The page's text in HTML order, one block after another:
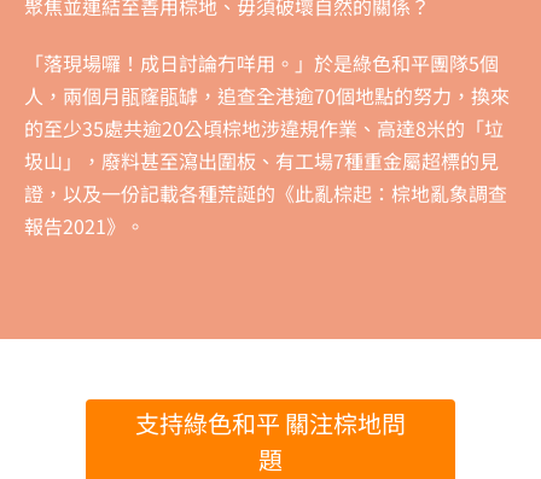
聚焦並連結至善用棕地、毋須破壞自然的關係？
「落現場囉！成日討論冇咩用。」於是綠色和平團隊5個
人，兩個月瓹窿瓹罅，追查全港逾70個地點的努力，換來
的至少35處共逾20公頃棕地涉違規作業、高達8米的「垃
圾山」，廢料甚至瀉出圍板、有工場7種重金屬超標的見
證，以及一份記載各種荒誕的《此亂棕起：棕地亂象調查
報告2021》。
支持綠色和平 關注棕地問
題